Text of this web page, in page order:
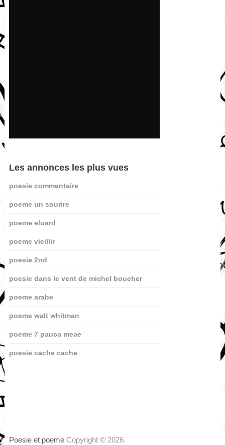
Les annonces les plus vues
poesie commentaire
poeme un sourire
poeme eluard
poeme vieillir
poesie 2nd
poesie dans le vent de michel boucher
poeme arabe
poeme walt whitman
poeme 7 pauca meae
poesie cache cache
Poesie et poemeCopyright © 2026.